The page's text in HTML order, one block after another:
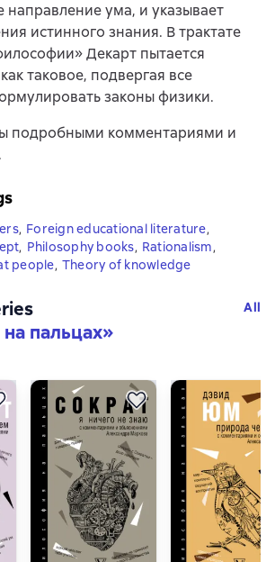
направление ума, и указывает
истинного знания. В трактате
Декарт пытается
таковое, подвергая все
законы физики.
подробными комментариями и
, Foreign educational literature,
, Philosophy books, Rationalism,
people, Theory of knowledge
пальцах»
All